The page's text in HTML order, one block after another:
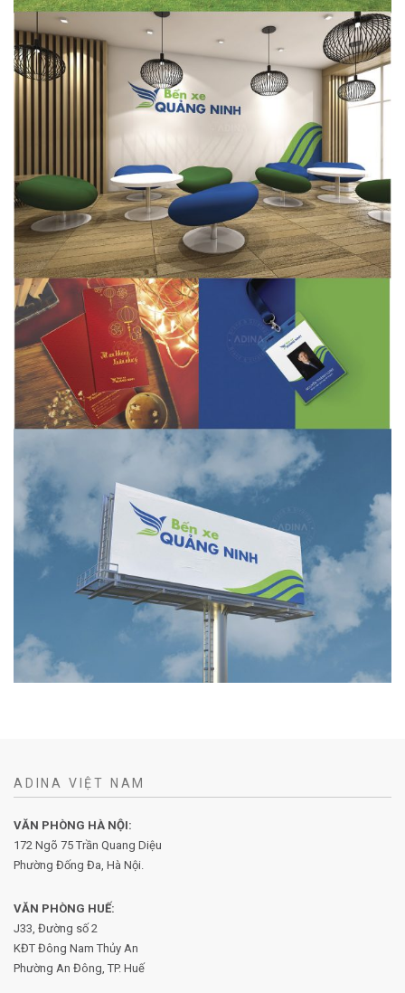
ADINA VIỆT NAM
VĂN PHÒNG HÀ NỘI:
172 Ngõ 75 Trần Quang Diệu
Phường Đống Đa, Hà Nội.
VĂN PHÒNG HUẾ:
J33, Đường số 2
KĐT Đông Nam Thủy An
Phường An Đông, TP. Huế